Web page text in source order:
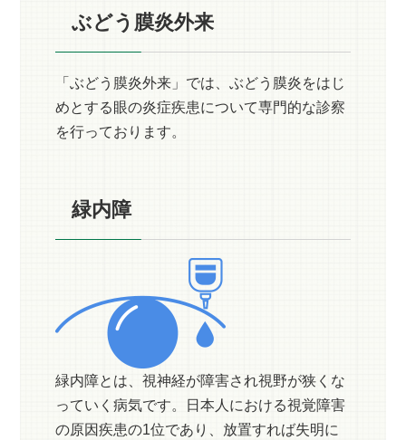
ぶどう膜炎外来
「ぶどう膜炎外来」では、ぶどう膜炎をはじ
めとする眼の炎症疾患について専門的な診察
を行っております。
緑内障
緑内障とは、視神経が障害され視野が狭くな
っていく病気です。日本人における視覚障害
の原因疾患の1位であり、放置すれば失明に